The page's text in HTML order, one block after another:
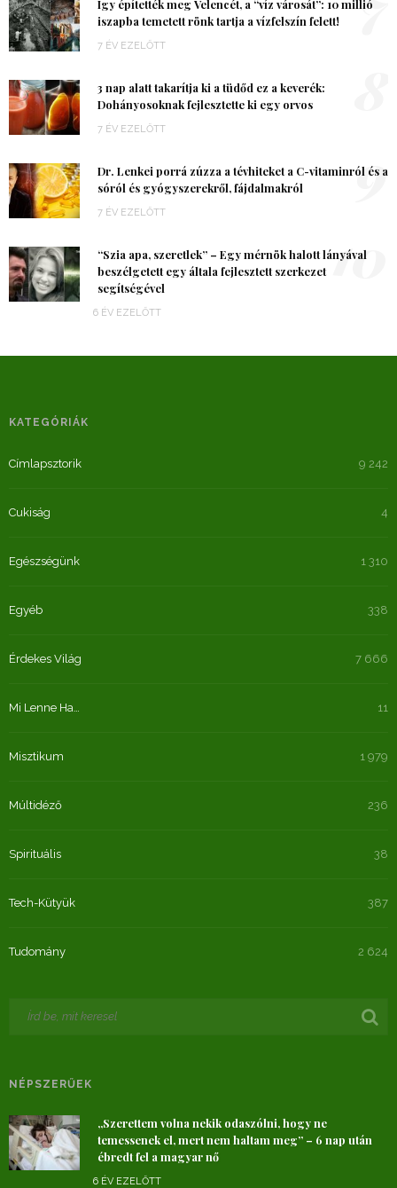
Így építették meg Velencét, a “víz városát”: 10 millió
iszapba temetett rönk tartja a vízfelszín felett!
7 ÉV EZELŐTT
3 nap alatt takarítja ki a tüdőd ez a keverék:
Dohányosoknak fejlesztette ki egy orvos
7 ÉV EZELŐTT
Dr. Lenkei porrá zúzza a tévhiteket a C-vitaminról és a
sóról és gyógyszerekről, fájdalmakról
7 ÉV EZELŐTT
9
“Szia apa, szeretlek” – Egy mérnök halott lányával
beszélgetett egy általa fejlesztett szerkezet
segítségével
6 ÉV EZELŐTT
10
KATEGÓRIÁK
Címlapsztorik 9 242
Cukiság 4
Egészségünk 1 310
Egyéb 338
Érdekes Világ 7 666
Mi Lenne Ha… 11
Misztikum 1 979
Múltidéző 236
Spirituális 38
Tech-Kütyük 387
Tudomány 2 624
NÉPSZERŰEK
„Szerettem volna nekik odaszólni, hogy ne
temessenek el, mert nem haltam meg” – 6 nap után
ébredt fel a magyar nő
6 ÉV EZELŐTT